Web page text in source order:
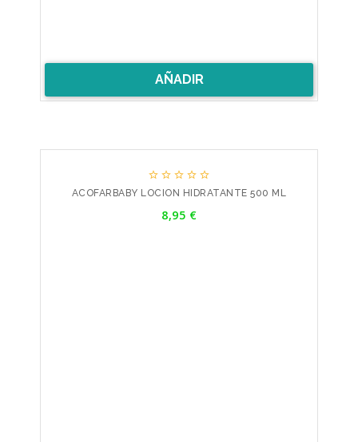
AÑADIR
    
ACOFARBABY LOCION HIDRATANTE 500 ML
8,95 €